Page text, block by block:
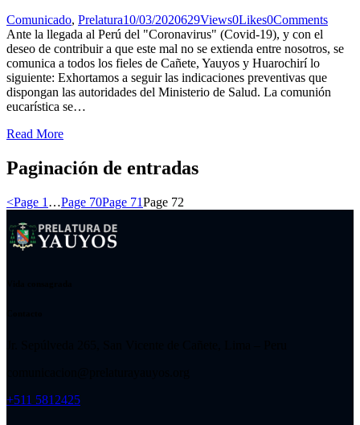
Comunicado, Prelatura10/03/2020629Views0Likes0Comments
Ante la llegada al Perú del "Coronavirus" (Covid-19), y con el
deseo de contribuir a que este mal no se extienda entre nosotros, se
comunica a todos los fieles de Cañete, Yauyos y Huarochirí lo
siguiente: Exhortamos a seguir las indicaciones preventivas que
dispongan las autoridades del Ministerio de Salud. La comunión
eucarística se…
Read More
Paginación de entradas
<Page 1 …Page 70Page 71Page 72
+511 5812425